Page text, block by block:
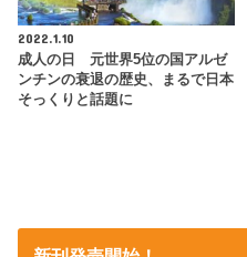
2022.1.10
成人の日 元世界5位の国アルゼ
ンチンの衰退の歴史、まるで日本
そっくりと話題に